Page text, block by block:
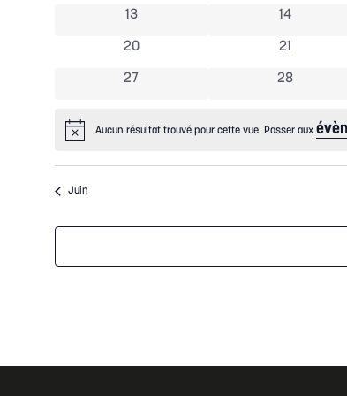
0 évènements
13 0
14
0 évènements
20 0
21
0 évènements
27 0
28
Notice Aucun résultat trouvé pour cette vue. Passer aux
Juin